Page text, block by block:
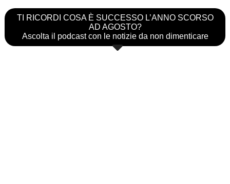
TI RICORDI COSA È SUCCESSO L’ANNO SCORSO
AD AGOSTO?
Ascolta il podcast con le notizie da non dimenticare